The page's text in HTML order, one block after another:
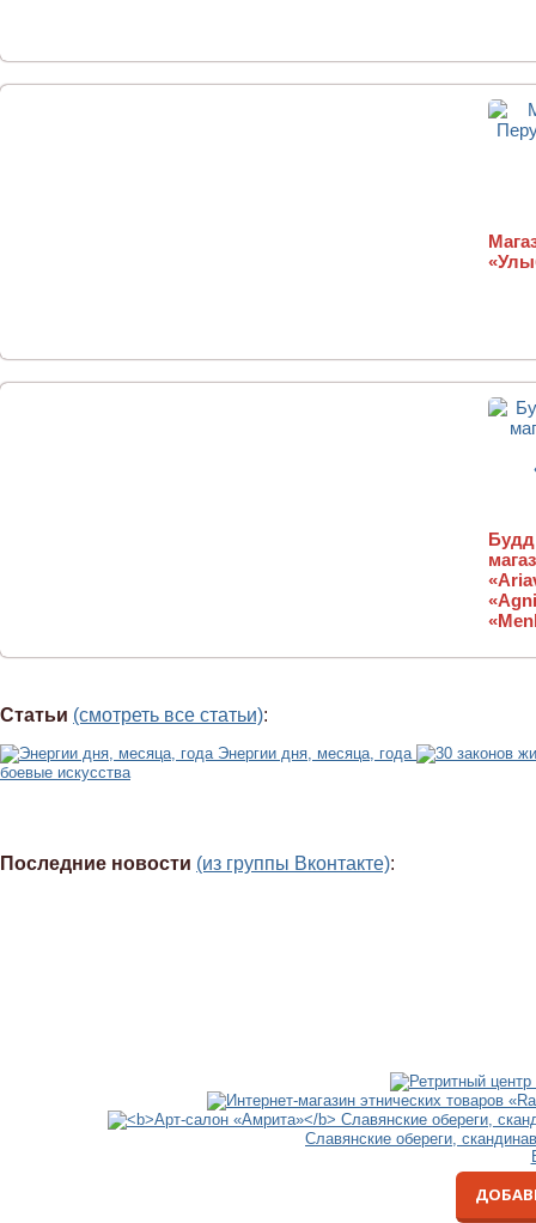
Статьи (смотреть все статьи):
Энергии дня, месяца, года
боевые искусства
Последние новости (из группы Вконтакте):
Славянские обереги,